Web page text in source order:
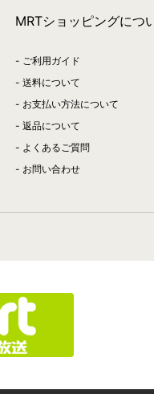
MRTショッピングにつ
ご利用ガイド
送料について
お支払い方法について
返品について
よくあるご質問
お問い合わせ